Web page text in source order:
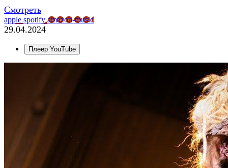
Смотреть
apple spotifyamazon-music
29.04.2024
Плеер YouTube